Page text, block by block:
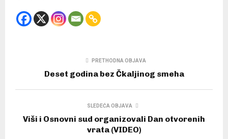
PRETHODNA OBJAVA
Deset godina bez Čkaljinog smeha
SLEDEĆA OBJAVA
Viši i Osnovni sud organizovali Dan otvorenih
vrata (VIDEO)